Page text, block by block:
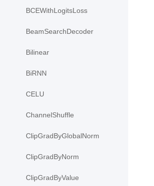
BCEWithLogitsLoss
BeamSearchDecoder
Bilinear
BiRNN
CELU
ChannelShuffle
ClipGradByGlobalNorm
ClipGradByNorm
ClipGradByValue